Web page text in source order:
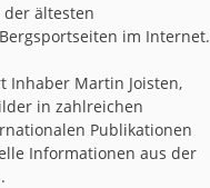
ältesten
im Internet.
Inhaber Martin Joisten,
in zahlreichen
Publikationen
Informationen aus der